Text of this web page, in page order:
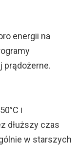
energii na
prądożerne.
i
dłuższy czas
w starszych